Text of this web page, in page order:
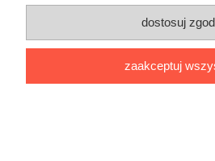
Dane
Mali Modnisie Paderewskiego 2/26;
Napisz do nas:
dostosuj
zaakceptuj